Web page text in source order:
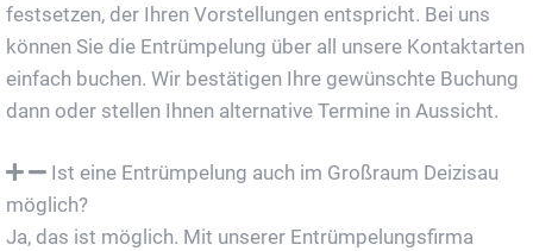
festsetzen, der Ihren Vorstellungen entspricht. Bei uns
können Sie die Entrümpelung über all unsere Kontaktarten
einfach buchen. Wir bestätigen Ihre gewünschte Buchung
dann oder stellen Ihnen alternative Termine in Aussicht.
Ist eine Entrümpelung auch im Großraum Deizisau
möglich?
Ja, das ist möglich. Mit unserer Entrümpelungsfirma